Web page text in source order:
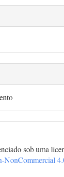
sob uma
NonCommercial